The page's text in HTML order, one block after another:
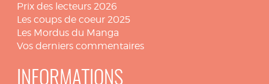
Prix des lecteurs 2026
Les coups de coeur 2025
Les Mordus du Manga
Vos derniers commentaires
INFORMATIONS